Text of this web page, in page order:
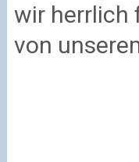
wir herrlich
von